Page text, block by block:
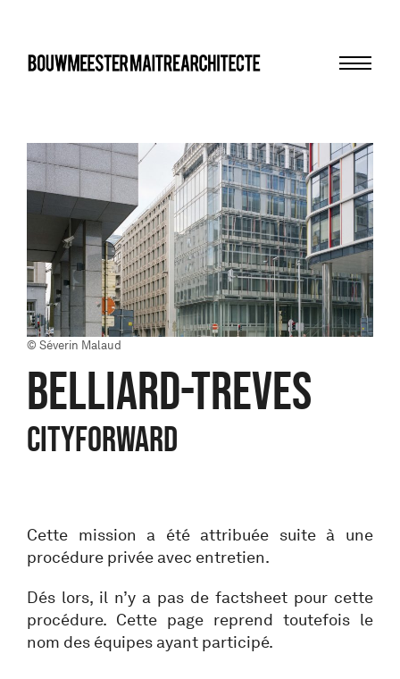
bma
© Séverin Malaud
BELLIARD-TREVES
CITYFORWARD
Cette mission a été attribuée suite à une
procédure privée avec entretien.
Dés lors, il n’y a pas de factsheet pour cette
procédure. Cette page reprend toutefois le
nom des équipes ayant participé.